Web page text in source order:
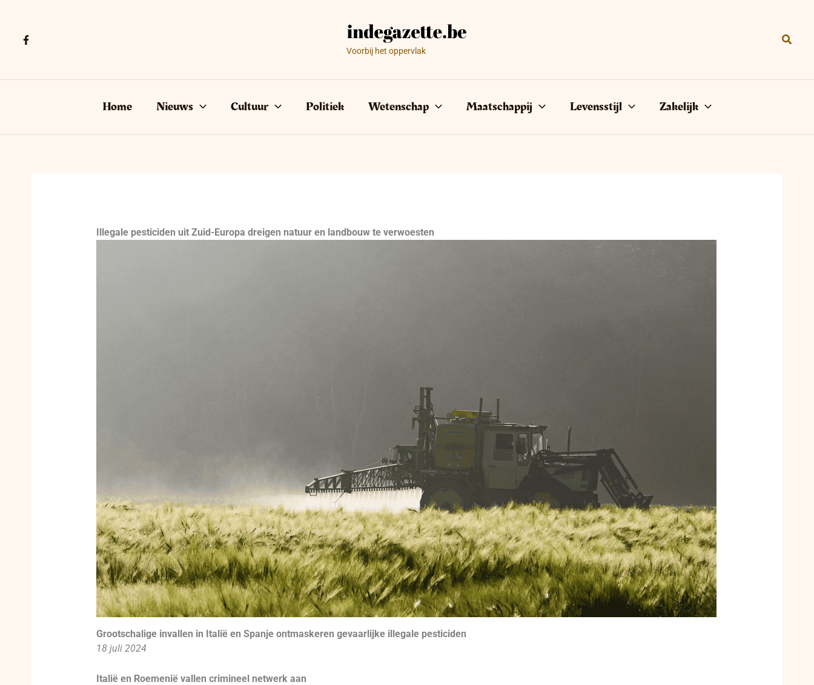
Voorbij het oppervlak
Home Nieuws Cultuur Politiek Wetenschap Maatschappij Levensstijl Zakelijk
Illegale pesticiden uit Zuid-Europa dreigen natuur en landbouw te verwoesten
Grootschalige invallen in Italië en Spanje ontmaskeren gevaarlijke illegale pesticiden
18 juli 2024
Italië en Roemenië vallen crimineel netwerk aan